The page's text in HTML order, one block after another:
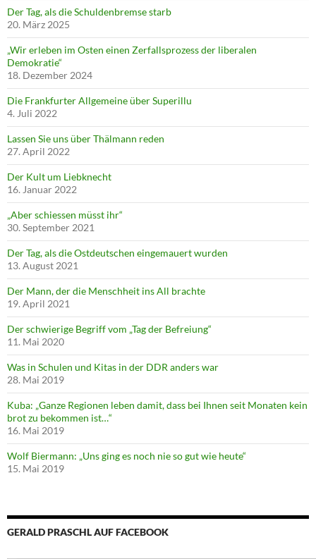
Der Tag, als die Schuldenbremse starb
20. März 2025
„Wir erleben im Osten einen Zerfallsprozess der liberalen
Demokratie“
18. Dezember 2024
Die Frankfurter Allgemeine über Superillu
4. Juli 2022
Lassen Sie uns über Thälmann reden
27. April 2022
Der Kult um Liebknecht
16. Januar 2022
„Aber schiessen müsst ihr“
30. September 2021
Der Tag, als die Ostdeutschen eingemauert wurden
13. August 2021
Der Mann, der die Menschheit ins All brachte
19. April 2021
Der schwierige Begriff vom „Tag der Befreiung“
11. Mai 2020
Was in Schulen und Kitas in der DDR anders war
28. Mai 2019
Kuba: „Ganze Regionen leben damit, dass bei Ihnen seit Monaten kein
brot zu bekommen ist…“
16. Mai 2019
Wolf Biermann: „Uns ging es noch nie so gut wie heute“
15. Mai 2019
GERALD PRASCHL AUF FACEBOOK